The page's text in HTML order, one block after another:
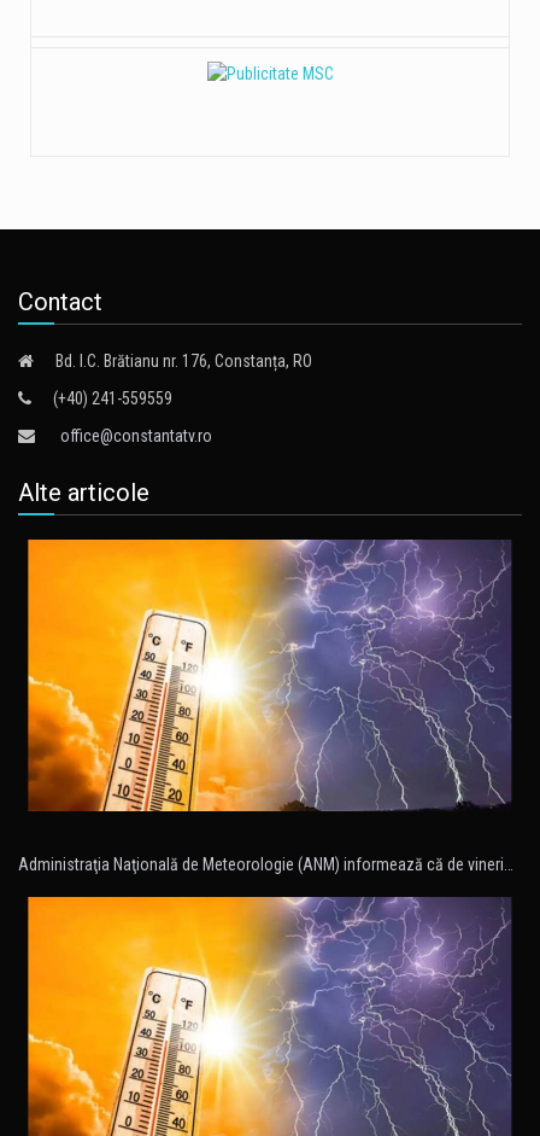
Contact
Bd. I.C. Brătianu nr. 176, Constanța, RO
(+40) 241-559559
office@constantatv.ro
Alte articole
Administraţia Naţională de Meteorologie (ANM) informează că de vineri…